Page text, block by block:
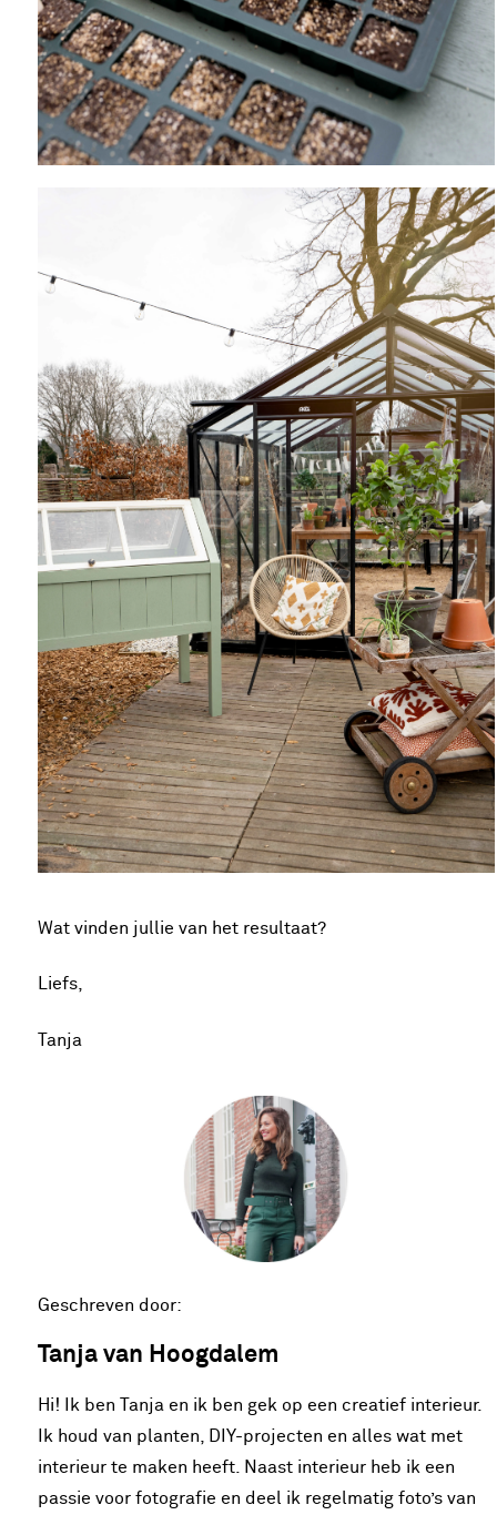
Wat vinden jullie van het resultaat?
Liefs,
Tanja
Geschreven door:
Tanja van Hoogdalem
Hi! Ik ben Tanja en ik ben gek op een creatief interieur.
Ik houd van planten, DIY-projecten en alles wat met
interieur te maken heeft. Naast interieur heb ik een
passie voor fotografie en deel ik regelmatig foto’s van